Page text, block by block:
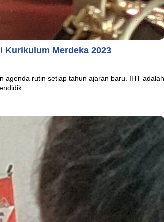
Kurikulum Merdeka 2023
agenda rutin setiap tahun ajaran baru. IHT adalah